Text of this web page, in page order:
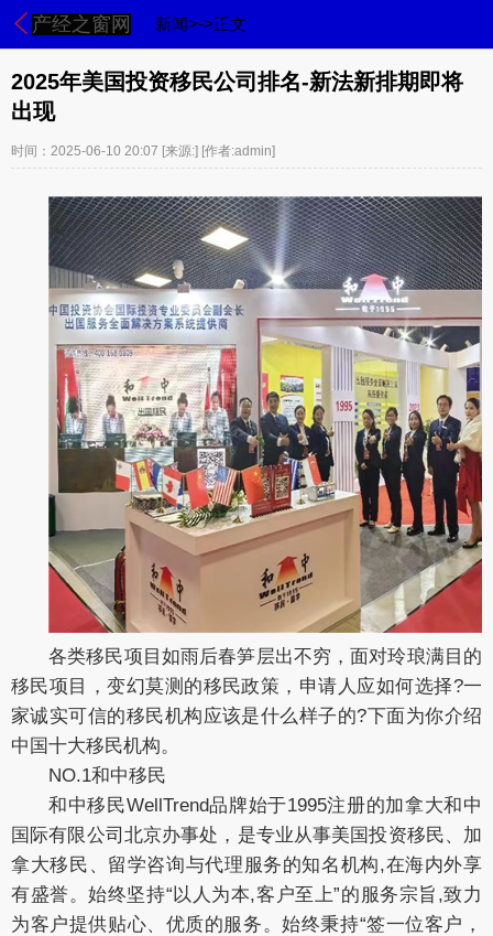
产经之窗网 新闻>->正文
2025年美国投资移民公司排名-新法新排期即将
出现
时间：2025-06-10 20:07 [来源:] [作者:admin]
各类移民项目如雨后春笋层出不穷，面对玲琅满目的
移民项目，变幻莫测的移民政策，申请人应如何选择?一
家诚实可信的移民机构应该是什么样子的?下面为你介绍
中国十大移民机构。
NO.1和中移民
和中移民WellTrend品牌始于1995注册的加拿大和中
国际有限公司北京办事处，是专业从事美国投资移民、加
拿大移民、留学咨询与代理服务的知名机构,在海内外享
有盛誉。始终坚持“以人为本,客户至上”的服务宗旨,致力
为客户提供贴心、优质的服务。始终秉持“签一位客户，